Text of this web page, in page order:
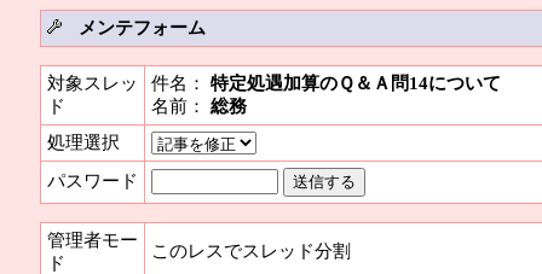
メンテフォーム
対象スレッ
ド
件名： 特定処遇加算のＱ＆Ａ問14について
名前： 総務
処理選択
パスワード
管理者モー
ド
このレスでスレッド分割